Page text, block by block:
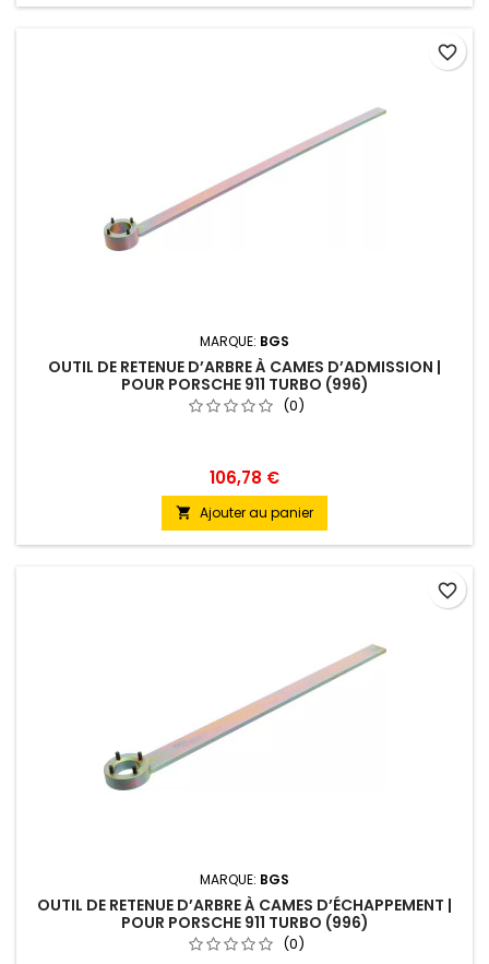
MARQUE: BGS
OUTIL DE RETENUE D’ARBRE À CAMES D’ADMISSION |
POUR PORSCHE 911 TURBO (996)
(0)
106,78 €
 Ajouter au panier
favorite_border
MARQUE: BGS
OUTIL DE RETENUE D’ARBRE À CAMES D’ÉCHAPPEMENT |
POUR PORSCHE 911 TURBO (996)
(0)
favorite_border